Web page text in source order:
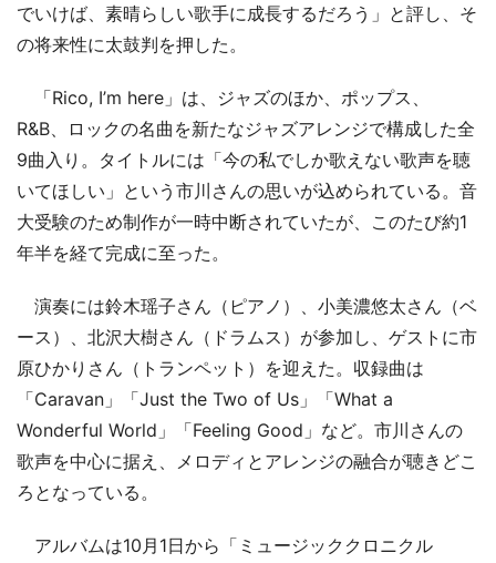
でいけば、素晴らしい歌手に成長するだろう」と評し、そ
の将来性に太鼓判を押した。
「Rico, I’m here」は、ジャズのほか、ポップス、
R&B、ロックの名曲を新たなジャズアレンジで構成した全
9曲入り。タイトルには「今の私でしか歌えない歌声を聴
いてほしい」という市川さんの思いが込められている。音
大受験のため制作が一時中断されていたが、このたび約1
年半を経て完成に至った。
演奏には鈴木瑶子さん（ピアノ）、小美濃悠太さん（ベ
ース）、北沢大樹さん（ドラムス）が参加し、ゲストに市
原ひかりさん（トランペット）を迎えた。収録曲は
「Caravan」「Just the Two of Us」「What a
Wonderful World」「Feeling Good」など。市川さんの
歌声を中心に据え、メロディとアレンジの融合が聴きどこ
ろとなっている。
アルバムは10月1日から「ミュージッククロニクル